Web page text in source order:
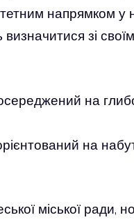
напрямком
зі
на
на
міської ради,